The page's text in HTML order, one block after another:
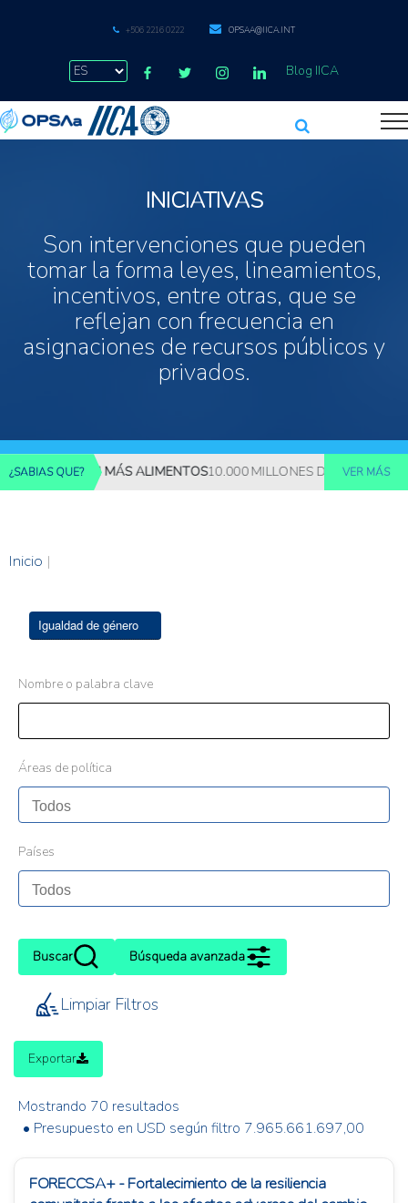
+506 2216 0222 OPSAA@IICA.INT
Blog IICA
INICIATIVAS
Son intervenciones que pueden
tomar la forma leyes, lineamientos,
incentivos, entre otras, que se
reflejan con frecuencia en
asignaciones de recursos públicos y
privados.
¿SABIAS QUE?MÁS ALIMENTOS10.000 MILLONES DE PERSONAS
VER MÁS
Inicio |
Igualdad de género
Nombre o palabra clave
Áreas de política
Países
Buscar Búsqueda avanzada
Limpiar Filtros
Exportar
Mostrando 70 resultados
• Presupuesto en USD según filtro 7.965.661.697,00
FORECCSA+ - Fortalecimiento de la resiliencia